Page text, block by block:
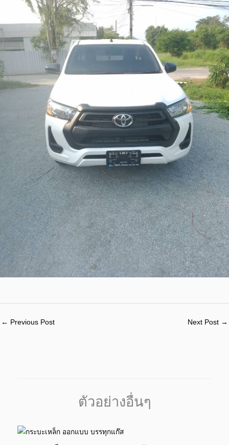
← Previous Post Next Post →
ตัวอย่างอื่นๆ